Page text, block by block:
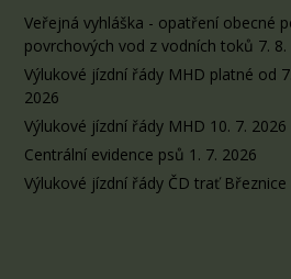
Veřejná vyhláška - opatření obecné
povrchových vod z vodních toků 7.
Výlukové jízdní řády MHD platné od
2026
Výlukové jízdní řády MHD 10. 7. 2026
Centrální evidence psů 1. 7. 2026
Výlukové jízdní řády ČD trať Březnice